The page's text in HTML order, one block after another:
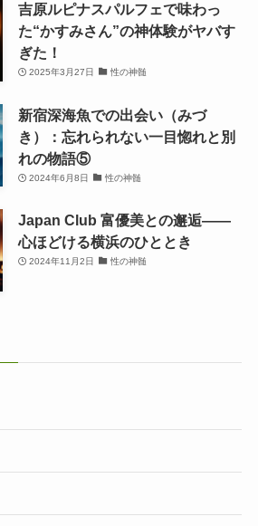
吉原ルピナスパルフェで味わっ
た“かすみさん”の神体験がヤバす
ぎた！
2025年3月27日 性の神髄
新宿深海魚での出会い（みづ
き）：忘れられない一目惚れと別
れの物語⑤
2024年6月8日 性の神髄
Japan Club 富優美との邂逅――
心ほどける横浜のひととき
2024年11月2日 性の神髄